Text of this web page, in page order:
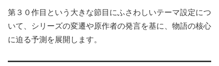
第３０作目という大きな節目にふさわしいテーマ設定につ
いて、シリーズの変遷や原作者の発言を基に、物語の核心
に迫る予測を展開します。